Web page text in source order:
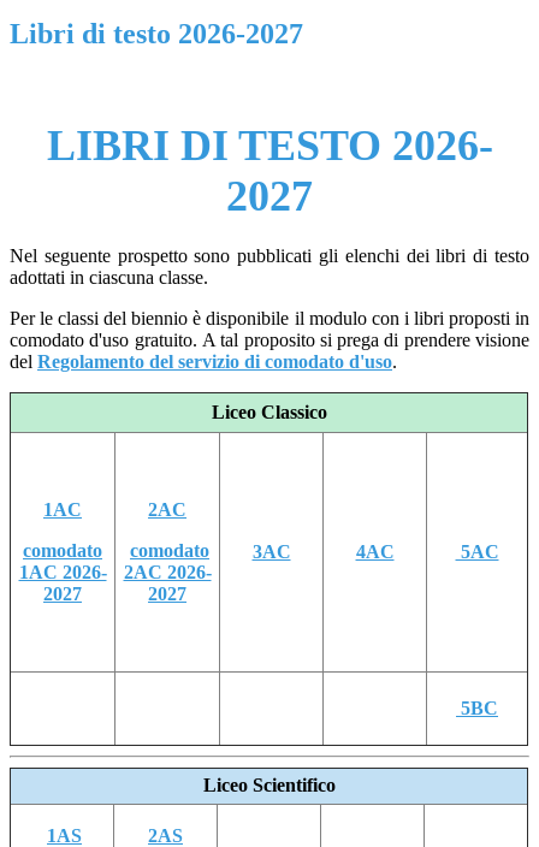
Libri di testo 2026-2027
LIBRI DI TESTO 2026-
2027
Nel seguente prospetto sono pubblicati gli elenchi dei libri di testo
adottati in ciascuna classe.
Per le classi del biennio è disponibile il modulo con i libri proposti in
comodato d'uso gratuito. A tal proposito si prega di prendere visione
del Regolamento del servizio di comodato d'uso.
Liceo Classico
1AC
comodato
1AC 2026-
2027
2AC
comodato
2AC 2026-
2027
3AC 4AC 5AC
5BC
Liceo Scientifico
1AS
2AS